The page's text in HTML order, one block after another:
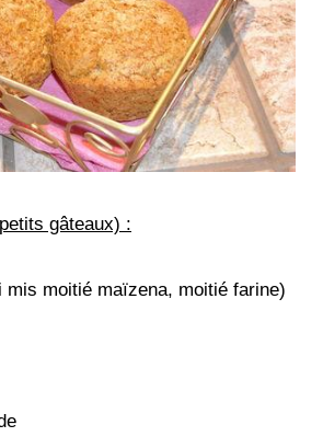
gâteaux) :
mis moitié maïzena, moitié farine)